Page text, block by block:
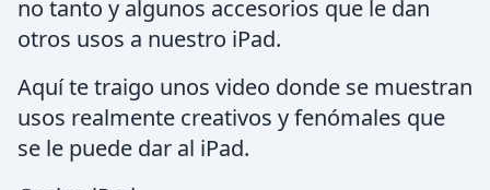
no tanto y algunos accesorios que le dan
otros usos a nuestro iPad.
Aquí te traigo unos video donde se muestran
usos realmente creativos y fenómales que
se le puede dar al iPad.